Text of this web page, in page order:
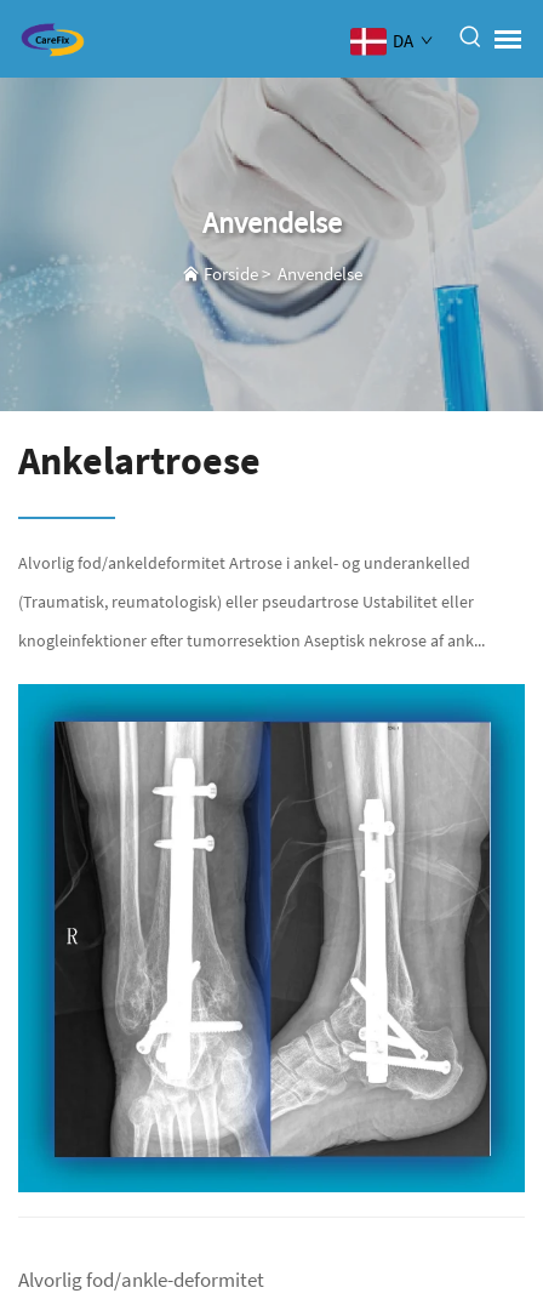
DA
Anvendelse
Forside> Anvendelse
Ankelartroese
Alvorlig fod/ankeldeformitet Artrose i ankel- og underankelled
(Traumatisk, reumatologisk) eller pseudartrose Ustabilitet eller
knogleinfektioner efter tumorresektion Aseptisk nekrose af ank...
Alvorlig fod/ankle-deformitet